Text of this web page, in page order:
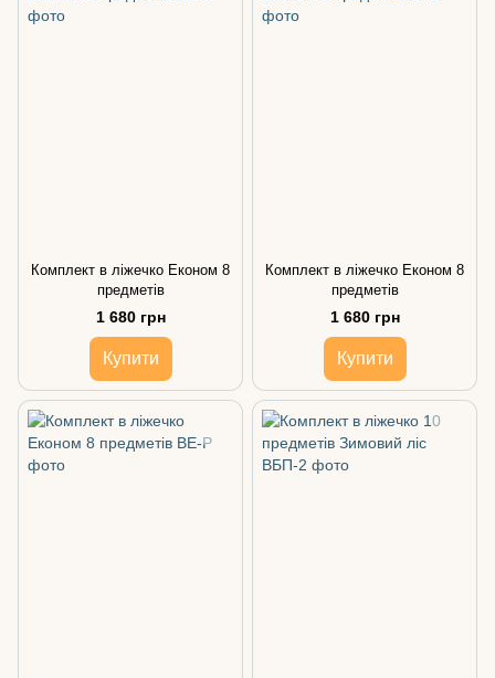
Комплект в ліжечко Економ 8
предметів
1 680 грн
Купити
Комплект в ліжечко Економ 8
предметів
1 680 грн
Купити